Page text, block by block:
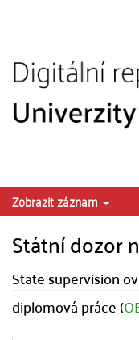
Zobrazit záznam
Státní dozor
State supervision
diplomová práce (